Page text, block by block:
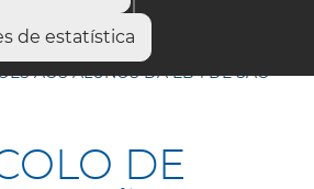
de estatísticaPARA REALIZAÇÃO DO
AOS ALUNOS DA EB 1 DE SÃO
DE